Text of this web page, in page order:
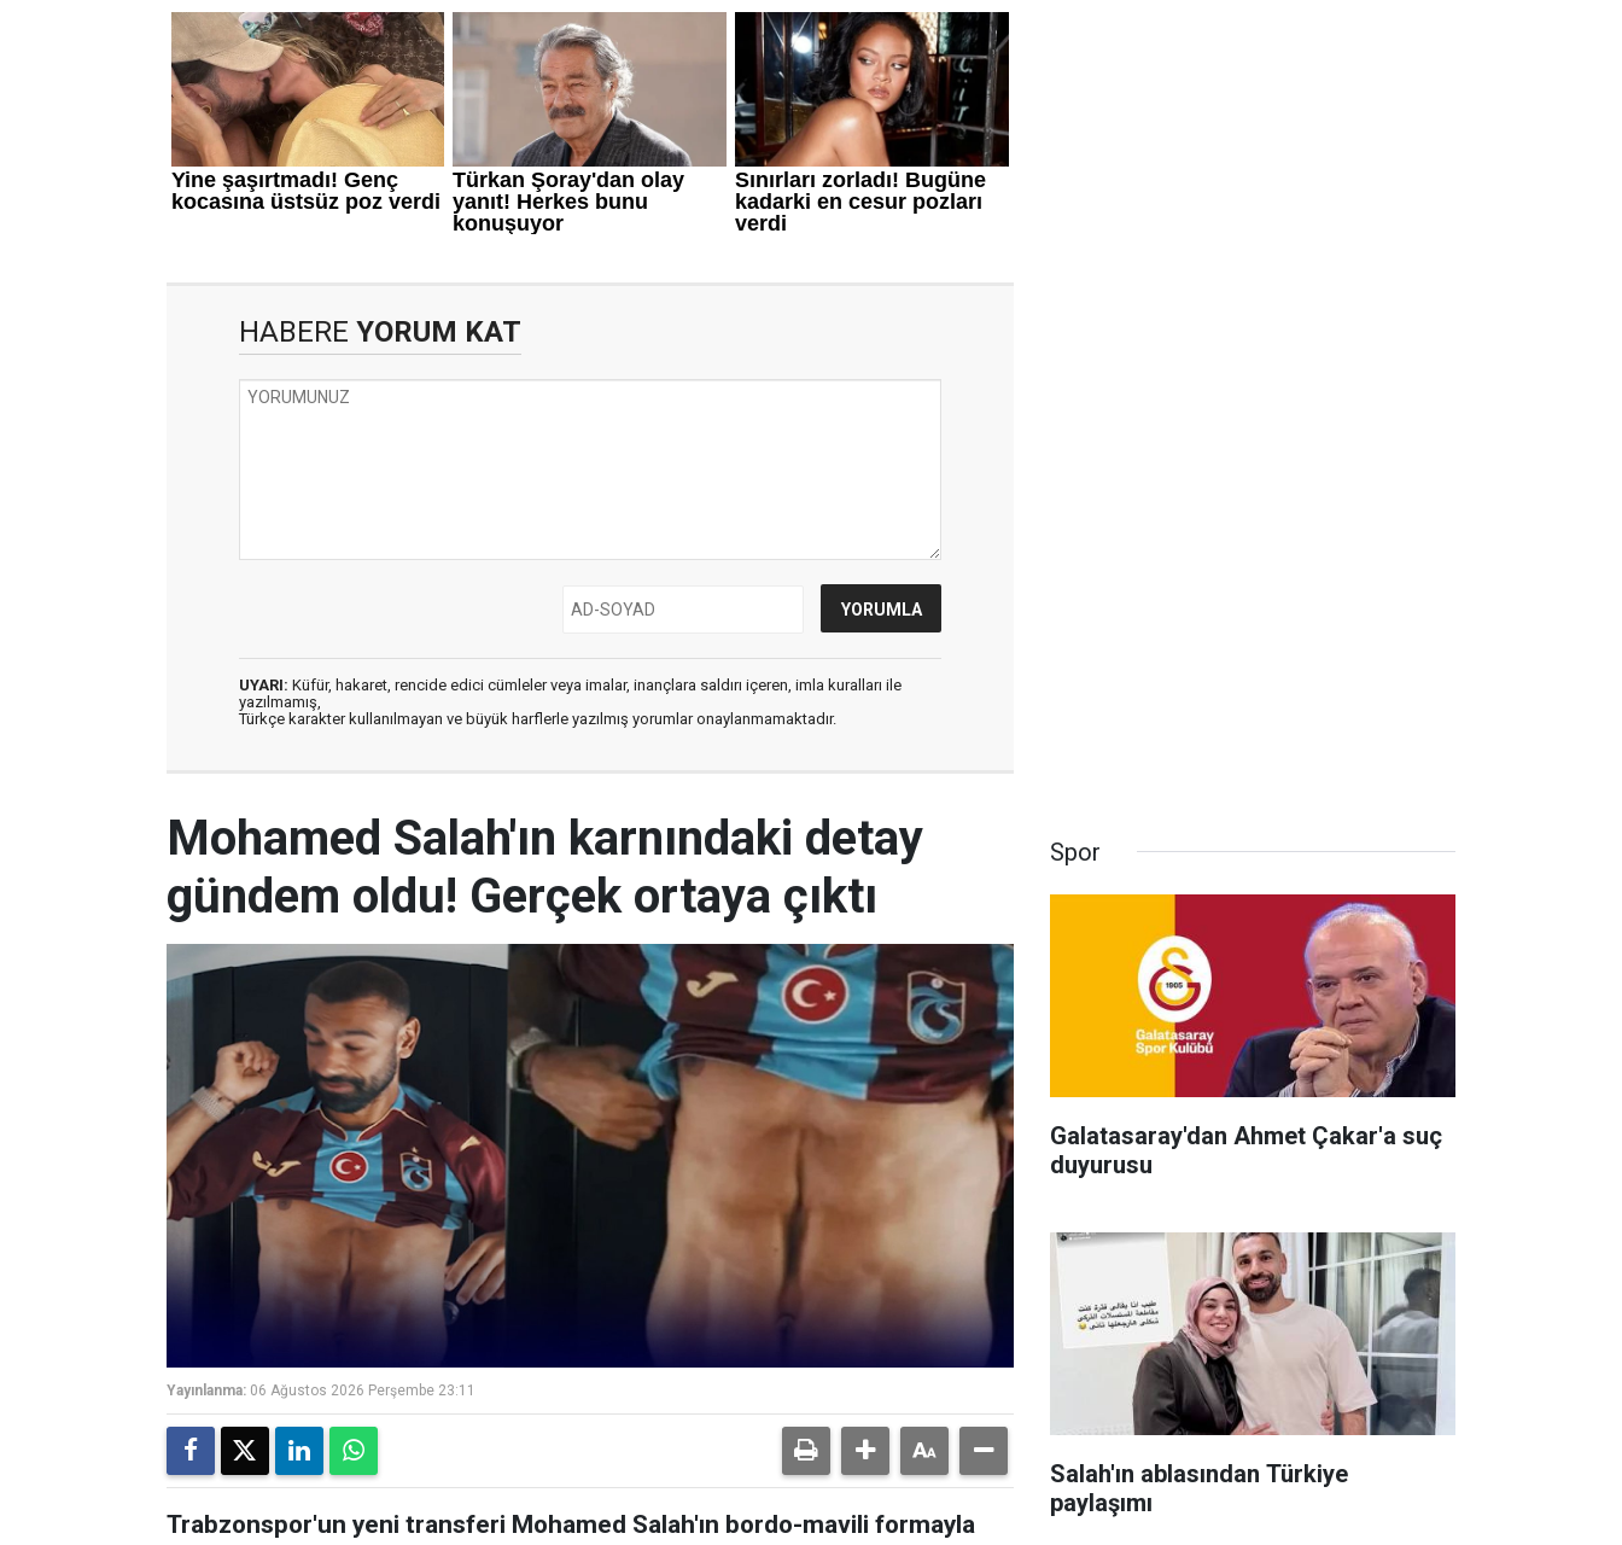
HABERE YORUM KAT
UYARI: Küfür, hakaret, rencide edici cümleler veya imalar, inançlara saldırı içeren, imla kuralları ile
yazılmamış,
Türkçe karakter kullanılmayan ve büyük harflerle yazılmış yorumlar onaylanmamaktadır.
Mohamed Salah'ın karnındaki detay
gündem oldu! Gerçek ortaya çıktı
Yayınlanma: 06 Ağustos 2026 Perşembe 23:11
Trabzonspor'un yeni transferi Mohamed Salah'ın bordo-mavili formayla
Spor
Galatasaray'dan Ahmet Çakar'a suç
duyurusu
Salah'ın ablasından Türkiye
paylaşımı